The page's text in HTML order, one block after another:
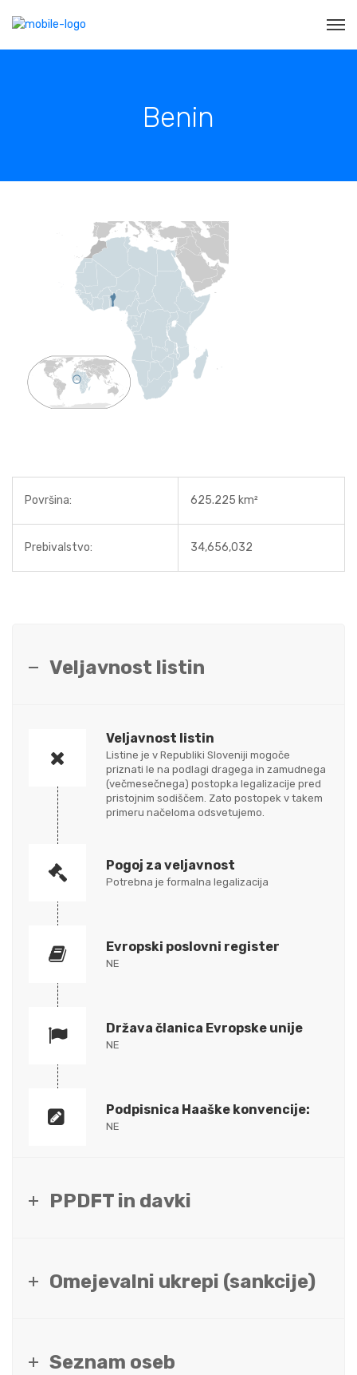
Benin
Površina: 625.225 km²
Prebivalstvo: 34,656,032
Veljavnost listin
Veljavnost listin
Listine je v Republiki Sloveniji mogoče
priznati le na podlagi dragega in zamudnega
(večmesečnega) postopka legalizacije pred
pristojnim sodiščem. Zato postopek v takem
primeru načeloma odsvetujemo.
Pogoj za veljavnost
Potrebna je formalna legalizacija
Evropski poslovni register
NE
Država članica Evropske unije
NE
Podpisnica Haaške konvencije:
NE
PPDFT in davki
Omejevalni ukrepi (sankcije)
Seznam oseb